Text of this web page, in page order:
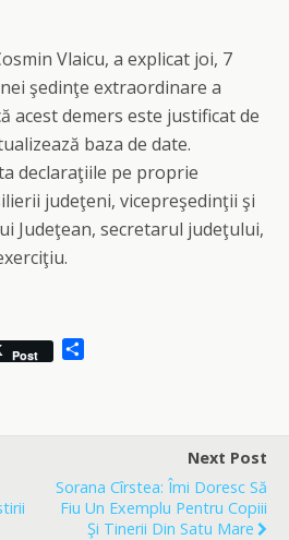
Vlaicu, a explicat joi, 7
şedinţe extraordinare a
acest demers este justificat de
baza de date.
declaraţiile pe proprie
judeţeni, vicepreşedinţii şi
Judeţean, secretarul judeţului,
Post
e
Next Post
Sorana Cîrstea: Îmi Doresc Să
Fiu Un Exemplu Pentru Copiii
Şi Tinerii Din Satu Mare